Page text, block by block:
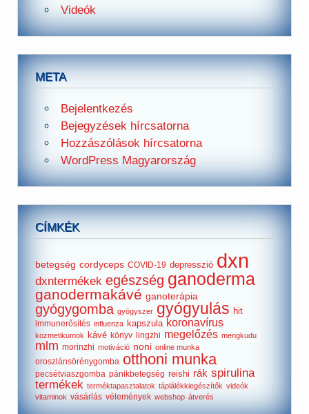
Videók
META
Bejelentkezés
Bejegyzések hírcsatorna
Hozzászólások hírcsatorna
WordPress Magyarország
CÍMKÉK
betegség cordyceps COVID-19 depresszió dxn
dxntermékek egészség ganoderma
ganodermakávé ganoterápia
gyógygomba gyógyszer gyógyulás hit
immunerősítés influenza kapszula koronavírus
kozmetikumok kávé könyv lingzhi megelőzés mengkudu
mlm morinzhi motiváció noni online munka
oroszlánsörénygomba otthoni munka
pecsétviaszgomba pánikbetegség reishi rák spirulina
termékek terméktapasztalatok táplálékkiegészítők videók
vitaminok vásárlás vélemények webshop átverés